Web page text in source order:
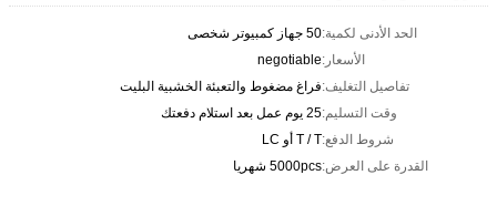
الحد الأدنى لكمية:50 جهاز كمبيوتر شخصى
الأسعار:negotiable
تفاصيل التغليف:فراغ مضغوط والتعبئة الخشبية البليت
وقت التسليم:25 يوم عمل بعد استلام دفعتك
شروط الدفع:T / T أو LC
القدرة على العرض:5000pcs شهريا